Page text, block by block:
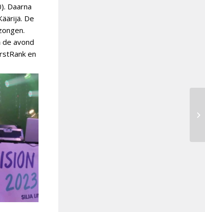
Daarna
De
avond
en